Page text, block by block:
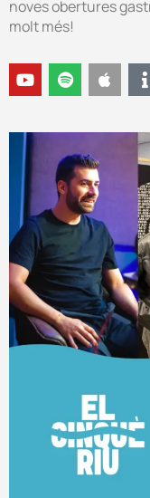
noves obertures
molt més!